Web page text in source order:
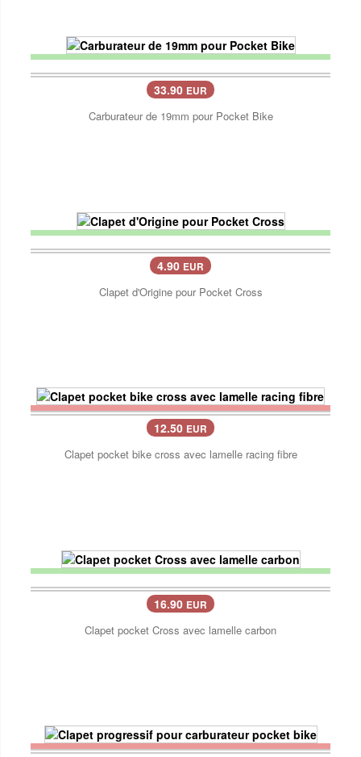
33.90 EUR
Carburateur de 19mm pour Pocket Bike
4.90 EUR
Clapet d'Origine pour Pocket Cross
12.50 EUR
Clapet pocket bike cross avec lamelle racing fibre
16.90 EUR
Clapet pocket Cross avec lamelle carbon